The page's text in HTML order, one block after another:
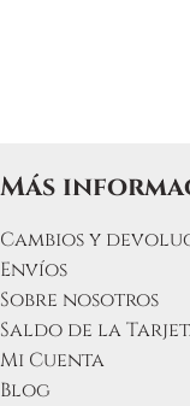
Más
Cambios y
Envíos
Sobre nosotros
Saldo de la
Mi Cuenta
Blog